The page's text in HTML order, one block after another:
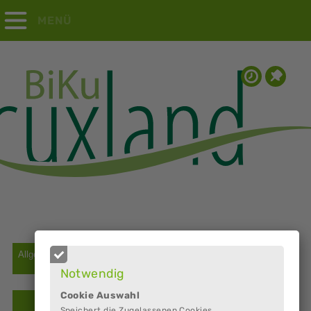
Notwendig
Cookie Auswahl
MENÜ